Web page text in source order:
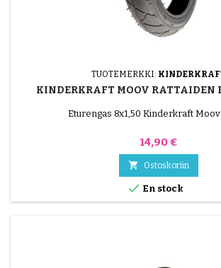
TUOTEMERKKI:
KINDERKRAFT MOOV RATTAIDEN
Eturengas 8x1,50 Kinderkraft
Hinta
14,90 €
 Ostoskoriin
 En stock